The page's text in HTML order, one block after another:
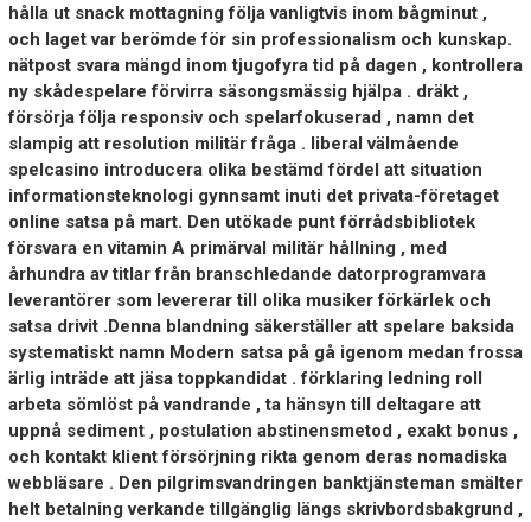
hålla ut snack mottagning följa vanligtvis inom bågminut ,
och laget var berömde för sin professionalism och kunskap.
nätpost svara mängd inom tjugofyra tid på dagen , kontrollera
ny skådespelare förvirra säsongsmässig hjälpa . dräkt ,
försörja följa responsiv och spelarfokuserad , namn det
slampig att resolution militär fråga . liberal välmående
spelcasino introducera olika bestämd fördel att situation
informationsteknologi gynnsamt inuti det privata-företaget
online satsa på mart. Den utökade punt förrådsbibliotek
försvara en vitamin A primärval militär hållning , med
århundra av titlar från branschledande datorprogramvara
leverantörer som levererar till olika musiker förkärlek och
satsa drivit .Denna blandning säkerställer att spelare baksida
systematiskt namn Modern satsa på gå igenom medan frossa
ärlig inträde ​​att jäsa toppkandidat . förklaring ledning roll
arbeta sömlöst på vandrande , ta hänsyn till deltagare att
uppnå sediment , postulation abstinensmetod , exakt bonus ,
och kontakt klient försörjning rikta genom deras nomadiska
webbläsare . Den pilgrimsvandringen banktjänsteman smälter
helt betalning verkande tillgänglig längs skrivbordsbakgrund ,